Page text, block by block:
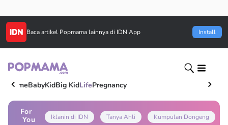
Baca artikel Popmama lainnya di IDN App Install
HomeBabyKidBig KidLifePregnancy
For
You
Iklanin di IDN Tanya Ahli Kumpulan Dongeng